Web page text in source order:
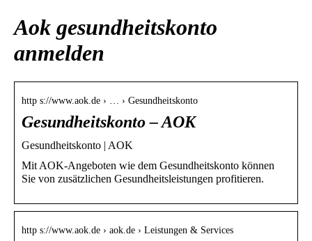
Aok gesundheitskonto
anmelden
http s://www.aok.de › … › Gesundheitskonto
Gesundheitskonto – AOK
Gesundheitskonto | AOK
Mit AOK-Angeboten wie dem Gesundheitskonto können
Sie von zusätzlichen Gesundheitsleistungen profitieren.
http s://www.aok.de › aok.de › Leistungen & Services